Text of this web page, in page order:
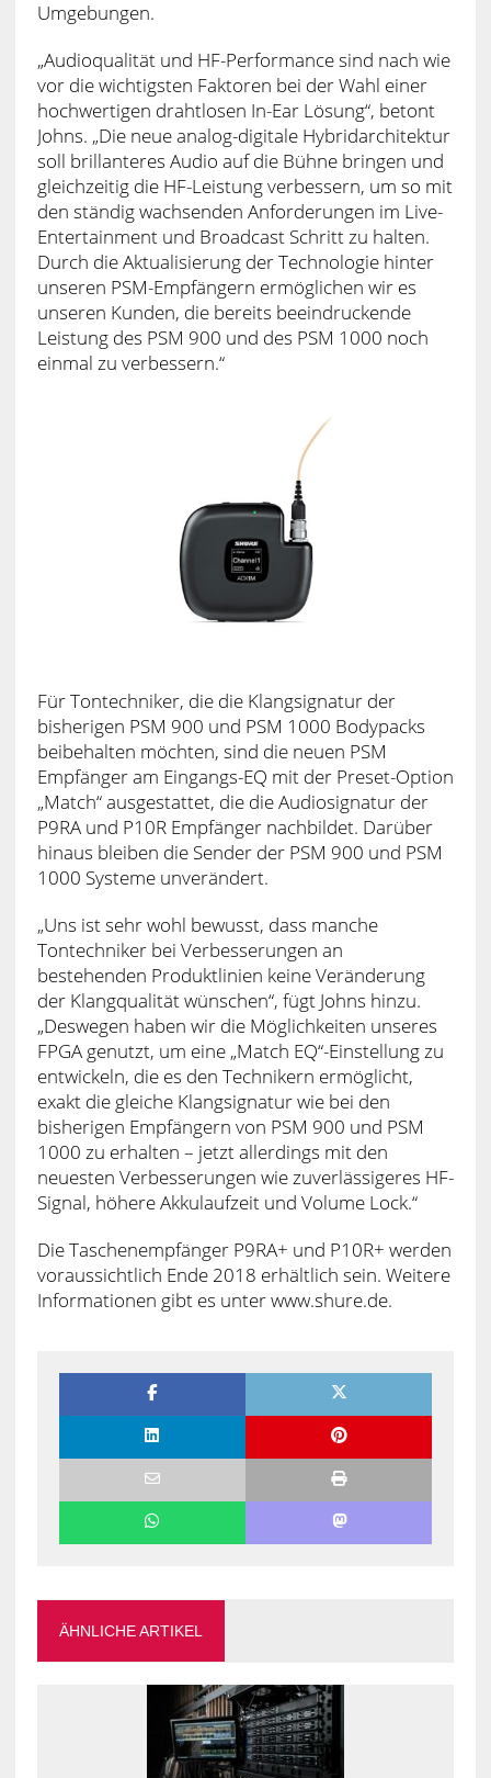
Umgebungen.
„Audioqualität und HF-Performance sind nach wie
vor die wichtigsten Faktoren bei der Wahl einer
hochwertigen drahtlosen In-Ear Lösung“, betont
Johns. „Die neue analog-digitale Hybridarchitektur
soll brillanteres Audio auf die Bühne bringen und
gleichzeitig die HF-Leistung verbessern, um so mit
den ständig wachsenden Anforderungen im Live-
Entertainment und Broadcast Schritt zu halten.
Durch die Aktualisierung der Technologie hinter
unseren PSM-Empfängern ermöglichen wir es
unseren Kunden, die bereits beeindruckende
Leistung des PSM 900 und des PSM 1000 noch
einmal zu verbessern.“
Für Tontechniker, die die Klangsignatur der
bisherigen PSM 900 und PSM 1000 Bodypacks
beibehalten möchten, sind die neuen PSM
Empfänger am Eingangs-EQ mit der Preset-Option
„Match“ ausgestattet, die die Audiosignatur der
P9RA und P10R Empfänger nachbildet. Darüber
hinaus bleiben die Sender der PSM 900 und PSM
1000 Systeme unverändert.
„Uns ist sehr wohl bewusst, dass manche
Tontechniker bei Verbesserungen an
bestehenden Produktlinien keine Veränderung
der Klangqualität wünschen“, fügt Johns hinzu.
„Deswegen haben wir die Möglichkeiten unseres
FPGA genutzt, um eine „Match EQ“-Einstellung zu
entwickeln, die es den Technikern ermöglicht,
exakt die gleiche Klangsignatur wie bei den
bisherigen Empfängern von PSM 900 und PSM
1000 zu erhalten – jetzt allerdings mit den
neuesten Verbesserungen wie zuverlässigeres HF-
Signal, höhere Akkulaufzeit und Volume Lock.“
Die Taschenempfänger P9RA+ und P10R+ werden
voraussichtlich Ende 2018 erhältlich sein. Weitere
Informationen gibt es unter www.shure.de.
ÄHNLICHE ARTIKEL